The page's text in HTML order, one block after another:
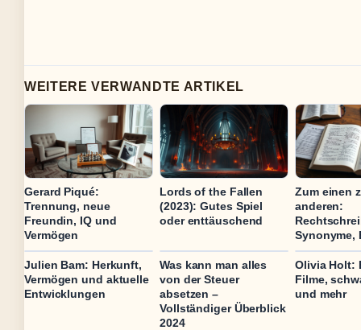
WEITERE VERWANDTE ARTIKEL
Gerard Piqué:
Trennung, neue
Freundin, IQ und
Vermögen
Lords of the Fallen
(2023): Gutes Spiel
oder enttäuschend
Zum einen
anderen:
Synonyme,
Julien Bam: Herkunft,
Vermögen und aktuelle
Entwicklungen
Was kann man alles
von der Steuer
absetzen –
Vollständiger Überblick
2024
Olivia Holt:
Filme,
und mehr